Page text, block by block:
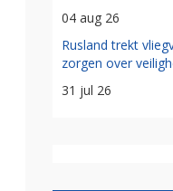
04 aug 26
Rusland trekt
zorgen over
31 jul 26